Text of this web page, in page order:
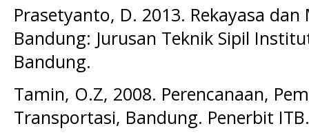
Prasetyanto, D. 2013. Rekayasa
Bandung: Jurusan Teknik Sipil
Bandung.
Tamin, O.Z, 2008. Perencanaan,
Transportasi, Bandung. Penerbit ITB.